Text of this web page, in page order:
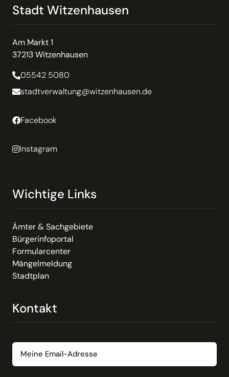
Stadt Witzenhausen
Am Markt 1
37213 Witzenhausen
05542 5080
stadtverwaltung@witzenhausen.de
Facebook
Instagram
Wichtige Links
Ämter & Sachgebiete
Bürgerinfoportal
Formularcenter
Mängelmeldung
Stadtplan
Kontakt